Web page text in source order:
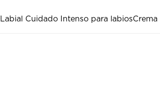
Labial Cuidado Intenso para labiosCrema